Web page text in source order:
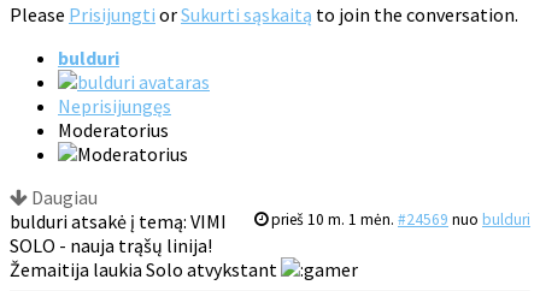
Please Prisijungti orSukurti sąskaitą to join the conversation.
bulduri
Neprisijungęs
Moderatorius
Daugiau
prieš 10 m. 1 mėn. #24569 nuo bulduri
bulduri atsakė į temą: VIMI
SOLO - nauja trąšų linija!
Žemaitija laukia Solo atvykstant